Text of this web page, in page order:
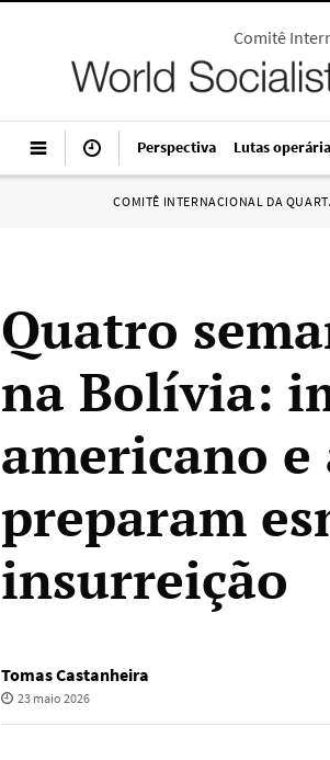
Comitê
Perspectiva Lutas
COMITÊ INTERNACIONAL DA
Quatro
na Bolívia:
americano
preparam
insurreição
Tomas Castanheira
23 maio 2026